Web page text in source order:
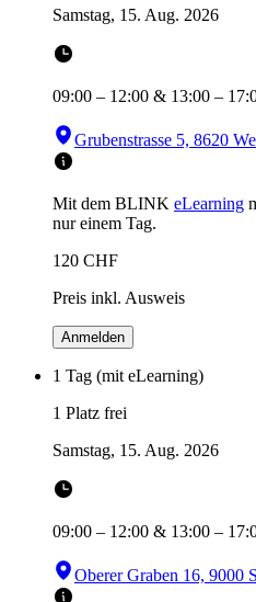
Samstag, 15. Aug. 2026
09:00 – 12:00 & 13:00 –
Grubenstrasse 5, 8620
Mit dem BLINK eLearning
nur einem Tag.
120 CHF
Preis inkl. Ausweis
Anmelden
1 Tag (mit eLearning)
1 Platz frei
Samstag, 15. Aug. 2026
09:00 – 12:00 & 13:00 –
Oberer Graben 16, 9000